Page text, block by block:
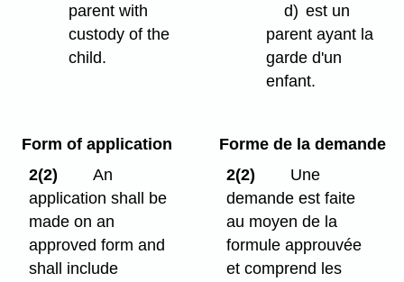
parent with
custody of the
child.
d) est un
parent ayant la
garde d'un
enfant.
Form of application
2(2)
An
application shall be
made on an
approved form and
shall include
Forme de la demande
2(2)
Une
demande est faite
au moyen de la
formule approuvée
et comprend les